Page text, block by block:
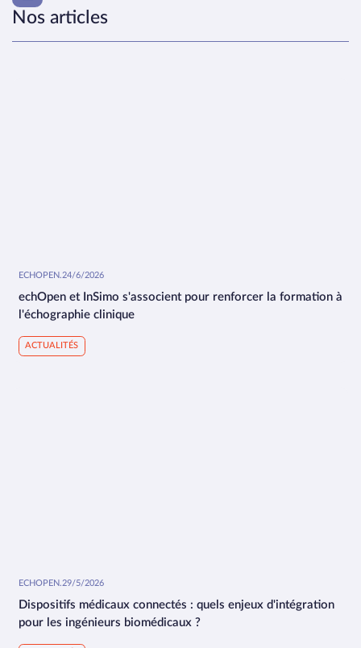
Nos articles
ECHOPEN.24/6/2026
echOpen et InSimo s'associent pour renforcer la formation à
l'échographie clinique
ACTUALITÉS
ECHOPEN.29/5/2026
Dispositifs médicaux connectés : quels enjeux d'intégration
pour les ingénieurs biomédicaux ?